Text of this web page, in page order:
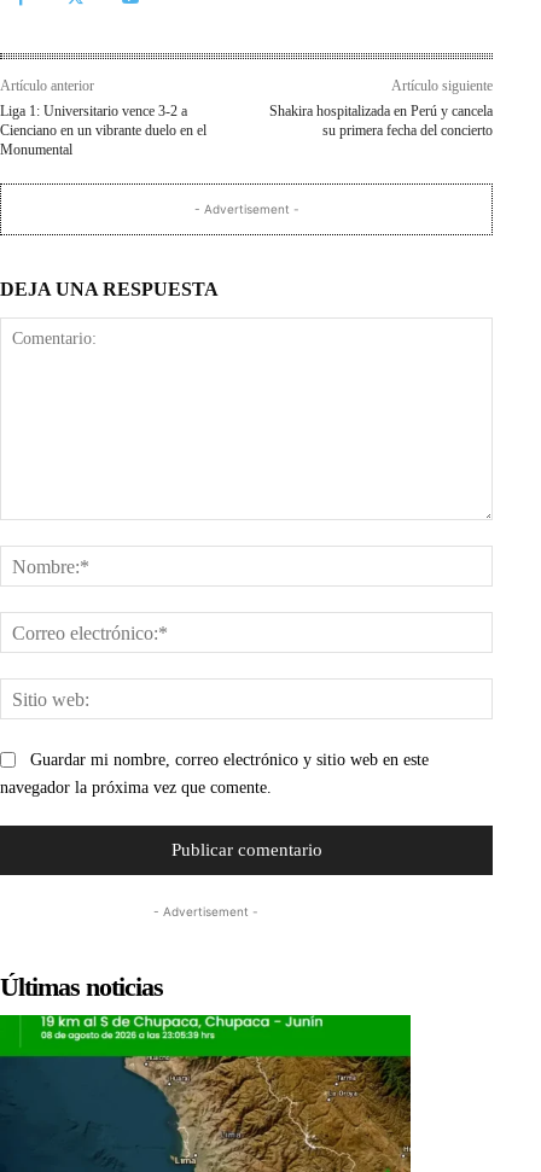
Artículo anterior
Liga 1: Universitario vence 3-2 a
Cienciano en un vibrante duelo en el
Monumental
Artículo siguiente
Shakira hospitalizada en Perú y cancela
su primera fecha del concierto
- Advertisement -
DEJA UNA RESPUESTA
web:
Guardar mi nombre, correo electrónico y sitio web en este
navegador la próxima vez que comente.
- Advertisement -
Últimas noticias